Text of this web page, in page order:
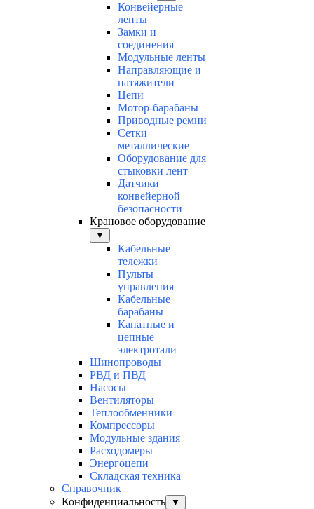
Конвейерные
ленты
Замки и
соединения
Модульные ленты
Направляющие и
натяжители
Цепи
Мотор-барабаны
Приводные ремни
Сетки
металлические
Оборудование для
стыковки лент
Датчики
конвейерной
безопасности
Крановое оборудование
▼
Кабельные
тележки
Пульты
управления
Кабельные
барабаны
Канатные и
цепные
электротали
Шинопроводы
РВД и ПВД
Насосы
Вентиляторы
Теплообменники
Компрессоры
Модульные здания
Расходомеры
Энергоцепи
Складская техника
Справочник
Конфиденциальность
▼